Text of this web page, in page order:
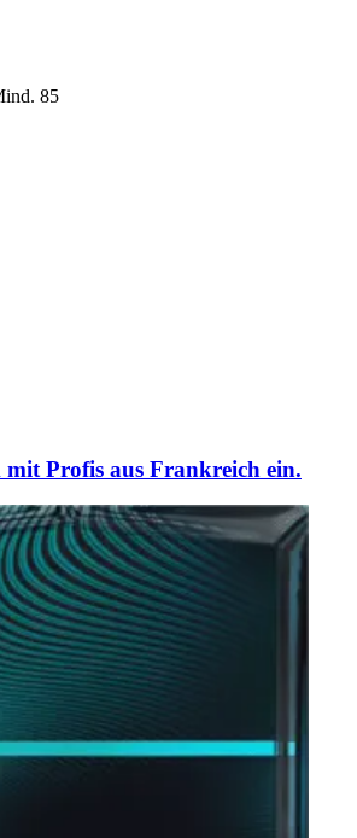
85
mit Profis aus Frankreich ein.